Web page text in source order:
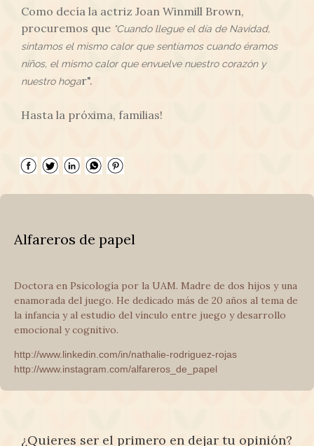
Como decía la actriz Joan Winmill Brown,
procuremos que "Cuando llegue el día de Navidad,
sintamos el mismo calor que sentíamos cuando éramos
niños, el mismo calor que envuelve nuestro corazón y
nuestro hogar".
Hasta la próxima, familias!
Alfareros de papel
Doctora en Psicología por la UAM. Madre de dos hijos y una
enamorada del juego. He dedicado más de 20 años al tema de
la infancia y al estudio del vínculo entre juego y desarrollo
emocional y cognitivo.
http://www.linkedin.com/in/nathalie-rodriguez-rojas
http://www.instagram.com/alfareros_de_papel
¿Quieres ser el primero en dejar tu opinión?